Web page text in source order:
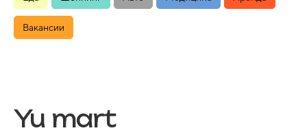
Вакансии
Yu mart